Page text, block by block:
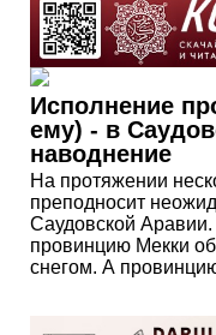
Исполнение
ему) - в
наводнение
На протяжении
преподносит
Саудовской
провинцию Мекки
снегом. А